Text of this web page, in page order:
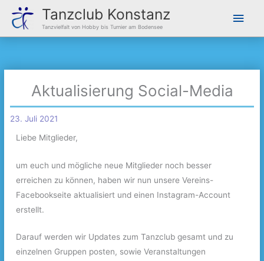
Inhalt
springen
Tanzclub Konstanz
Tanzvielfalt von Hobby bis Turnier am Bodensee
Aktualisierung Social-Media
23. Juli 2021
Liebe Mitglieder,
um euch und mögliche neue Mitglieder noch besser
erreichen zu können, haben wir nun unsere Vereins-
Facebookseite aktualisiert und einen Instagram-Account
erstellt.
Darauf werden wir Updates zum Tanzclub gesamt und zu
einzelnen Gruppen posten, sowie Veranstaltungen